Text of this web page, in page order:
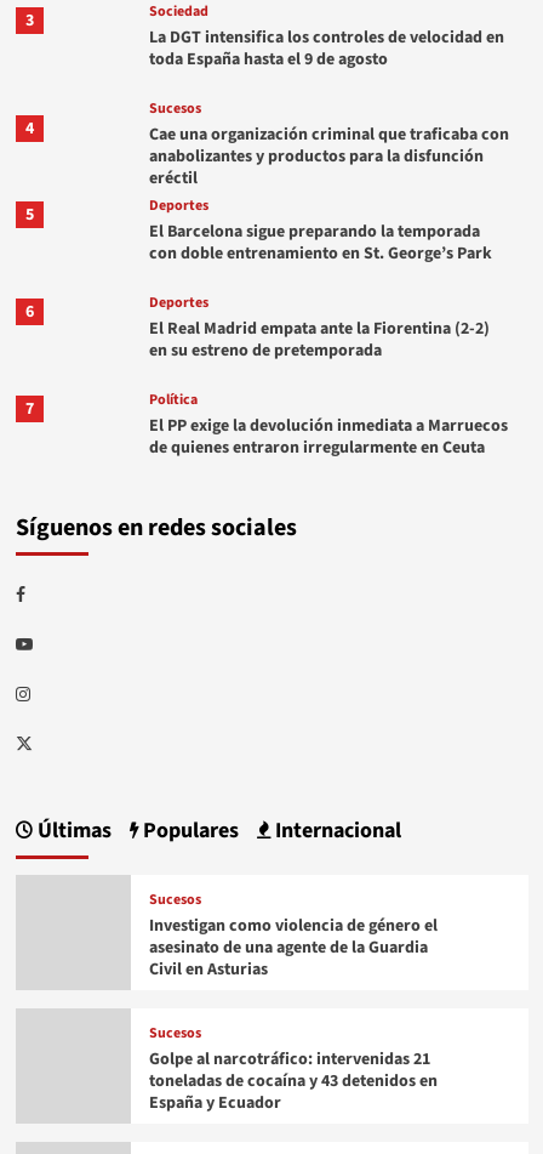
3 Sociedad
La DGT intensifica los controles de velocidad en
toda España hasta el 9 de agosto
4
Sucesos
Cae una organización criminal que traficaba con
anabolizantes y productos para la disfunción
eréctil
5
Deportes
El Barcelona sigue preparando la temporada
con doble entrenamiento en St. George’s Park
6 Deportes
El Real Madrid empata ante la Fiorentina (2-2)
en su estreno de pretemporada
7 Política
El PP exige la devolución inmediata a Marruecos
de quienes entraron irregularmente en Ceuta
Síguenos en redes sociales
Facebook
Youtube
Instagram
Twitter
Últimas Populares Internacional
Sucesos
Investigan como violencia de género el
asesinato de una agente de la Guardia
Civil en Asturias
Sucesos
Golpe al narcotráfico: intervenidas 21
toneladas de cocaína y 43 detenidos en
España y Ecuador